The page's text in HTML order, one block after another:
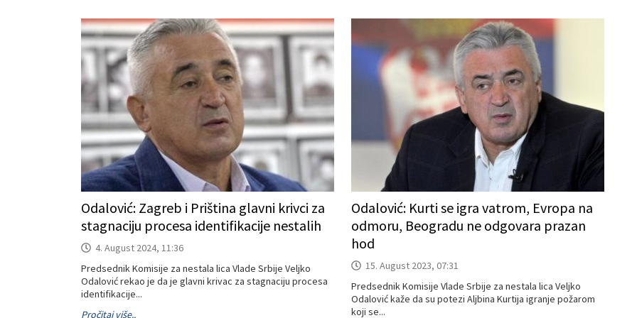
Odalović: Zagreb i Priština glavni krivci za
stagnaciju procesa identifikacije nestalih
4. August 2024, 11:36
Predsednik Komisije za nestala lica Vlade Srbije Veljko
Odalović rekao je da je glavni krivac za stagnaciju procesa
identifikacije...
Pročitaj više..
Odalović: Kurti se igra vatrom, Evropa na
odmoru, Beogradu ne odgovara prazan
hod
15. August 2023, 07:31
Predsednik Komisije Vlade Srbije za nestala lica Veljko
Odalović kaže da su potezi Aljbina Kurtija igranje požarom
koji se...